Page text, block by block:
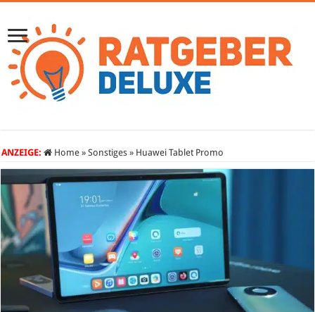
ANZEIGE: Home » Sonstiges » Huawei Tablet Promo